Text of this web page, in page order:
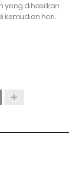
yang dihasilkan
kemudian hari.